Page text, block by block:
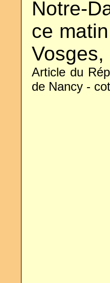
Notre-
ce
Vosges,
Article du
de Nancy -